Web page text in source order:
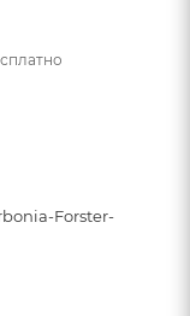
Forster-